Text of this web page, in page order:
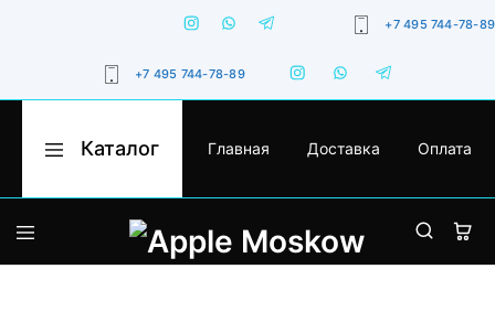
+7 495 744-78-89
+7 495 744-78-89
Apple
Оригинальная
гарантией,
доставкой
по
Каталог Главная Доставка Оплата